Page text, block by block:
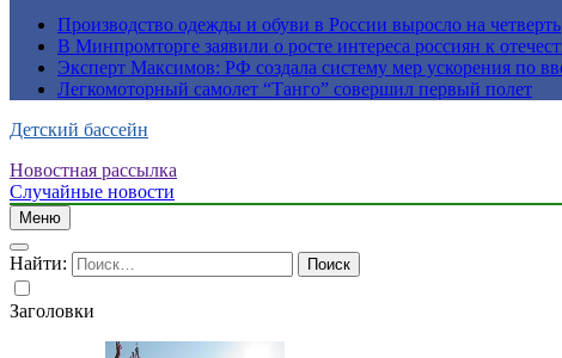
Производство одежды и обуви в России выросло на четверть
В Минпромторге заявили о росте интереса россиян к
Эксперт Максимов: РФ создала систему мер ускорения по
Легкомоторный самолет “Танго” совершил первый полет
Детский бассейн
Новостная рассылка
Случайные новости
Меню
Найти:
Заголовки